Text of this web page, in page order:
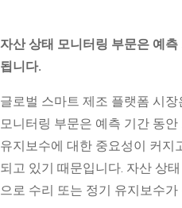
자산 상태 모니터링 부문은 예
됩니다.
글로벌 스마트 제조 플랫폼 시
모니터링 부문은 예측 기간 동
유지보수에 대한 중요성이 커지
되고 있기 때문입니다. 자산 상
으로 수리 또는 정기 유지보수